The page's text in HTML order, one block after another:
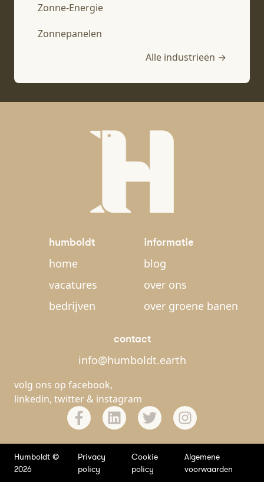
Zonne-Energie
Zonnepanelen
Alle industrieën →
humboldt
home
vacatures
bedrijven
informatie
blog
over ons
over groene banen
contact
info@humboldt.earth
volg ons op facebook,
linkedin, twitter & instagram
Humboldt ©
2026
Privacy
policy
Cookie
policy
Algemene
voorwaarden